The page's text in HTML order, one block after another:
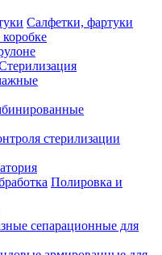
Салфетки, фартуки
стерилизации
Полировка и
сепарационные для